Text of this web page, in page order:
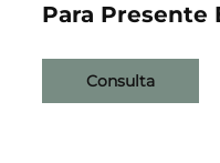
Para Presente
Consulta